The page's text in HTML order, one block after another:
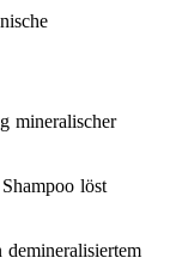
mineralischer
löst